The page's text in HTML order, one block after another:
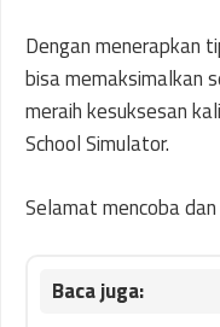
Dengan menerapkan
bisa memaksimalkan
meraih kesuksesan
School Simulator.
Selamat mencoba